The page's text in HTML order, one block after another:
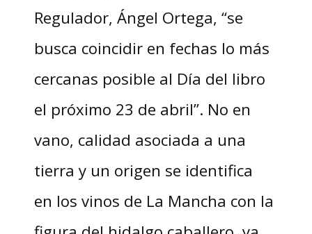
Regulador, Ángel Ortega, “se
busca coincidir en fechas lo más
cercanas posible al Día del libro
el próximo 23 de abril”. No en
vano, calidad asociada a una
tierra y un origen se identifica
en los vinos de La Mancha con la